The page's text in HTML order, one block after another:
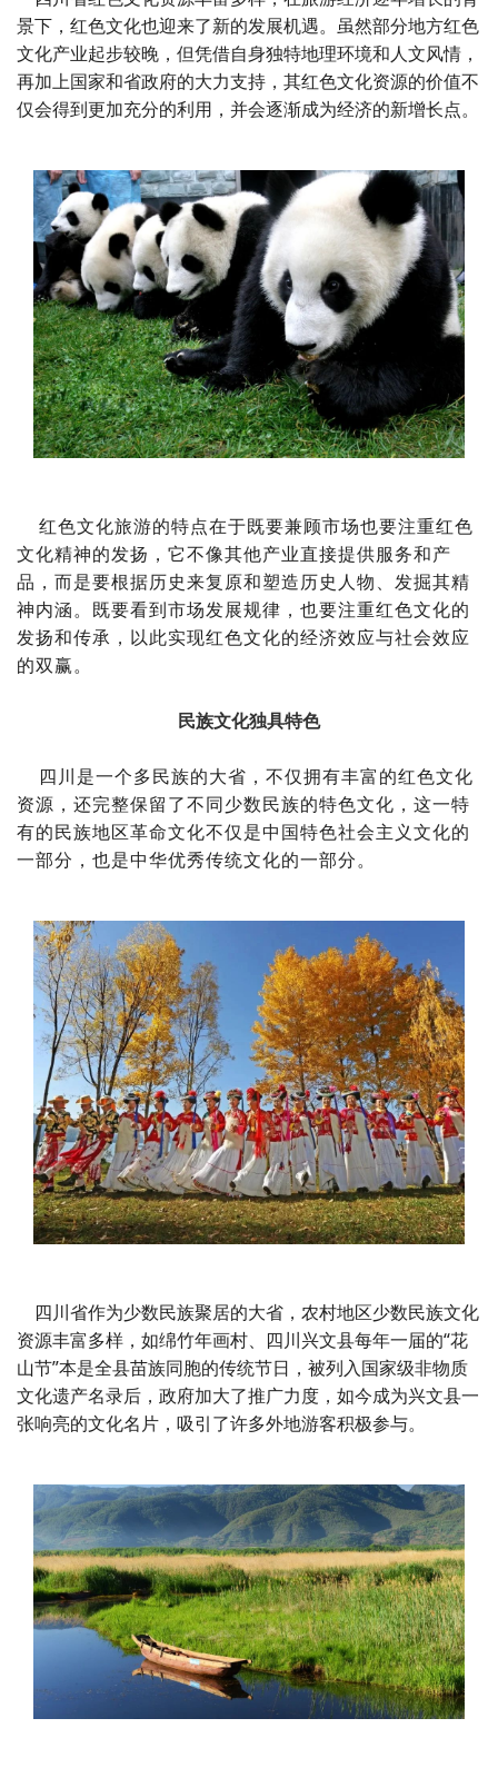
景下，红色文化也迎来了新的发展机遇。虽然部分地方红色
文化产业起步较晚，但凭借自身独特地理环境和人文风情，
再加上国家和省政府的大力支持，其红色文化资源的价值不
仅会得到更加充分的利用，并会逐渐成为经济的新增长点。
红色文化旅游的特点在于既要兼顾市场也要注重红色
文化精神的发扬，它不像其他产业直接提供服务和产
品，而是要根据历史来复原和塑造历史人物、发掘其精
神内涵。既要看到市场发展规律，也要注重红色文化的
发扬和传承，以此实现红色文化的经济效应与社会效应
的双赢。
民族文化独具特色
四川是一个多民族的大省，不仅拥有丰富的红色文化
资源，还完整保留了不同少数民族的特色文化，这一特
有的民族地区革命文化不仅是中国特色社会主义文化的
一部分，也是中华优秀传统文化的一部分。
四川省作为少数民族聚居的大省，农村地区少数民族文化
资源丰富多样，如绵竹年画村、四川兴文县每年一届的“花
山节”本是全县苗族同胞的传统节日，被列入国家级非物质
文化遗产名录后，政府加大了推广力度，如今成为兴文县一
张响亮的文化名片，吸引了许多外地游客积极参与。